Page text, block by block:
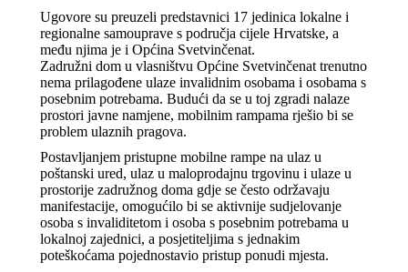
Ugovore su preuzeli predstavnici 17 jedinica lokalne i
regionalne samouprave s područja cijele Hrvatske, a
među njima je i Općina Svetvinčenat.
Zadružni dom u vlasništvu Općine Svetvinčenat trenutno
nema prilagođene ulaze invalidnim osobama i osobama s
posebnim potrebama. Budući da se u toj zgradi nalaze
prostori javne namjene, mobilnim rampama rješio bi se
problem ulaznih pragova.
Postavljanjem pristupne mobilne rampe na ulaz u
poštanski ured, ulaz u maloprodajnu trgovinu i ulaze u
prostorije zadružnog doma gdje se često održavaju
manifestacije, omogućilo bi se aktivnije sudjelovanje
osoba s invaliditetom i osoba s posebnim potrebama u
lokalnoj zajednici, a posjetiteljima s jednakim
poteškoćama pojednostavio pristup ponudi mjesta.